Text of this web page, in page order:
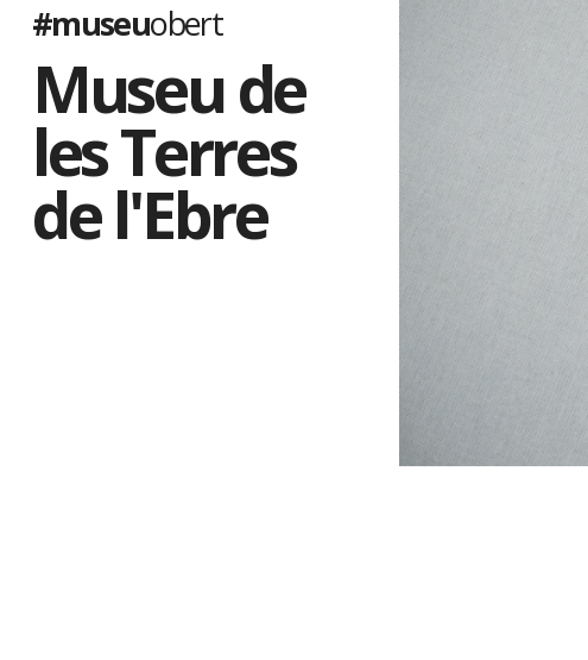
#museuobert
Museu de
les Terres
de l'Ebre